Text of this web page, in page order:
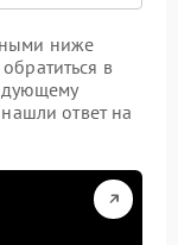
ниже
в
ответ на